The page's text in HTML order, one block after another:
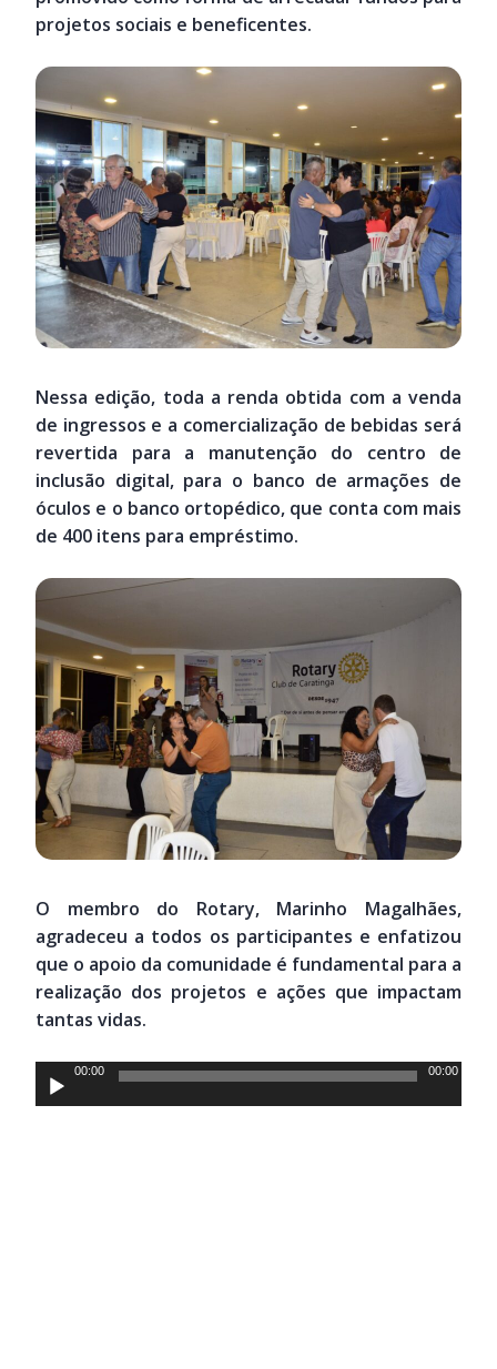
projetos sociais e beneficentes.
Nessa edição, toda a renda obtida com a venda
de ingressos e a comercialização de bebidas será
revertida para a manutenção do centro de
inclusão digital, para o banco de armações de
óculos e o banco ortopédico, que conta com mais
de 400 itens para empréstimo.
O membro do Rotary, Marinho Magalhães,
agradeceu a todos os participantes e enfatizou
que o apoio da comunidade é fundamental para a
realização dos projetos e ações que impactam
tantas vidas.
Tocador
de
00:00 00:00